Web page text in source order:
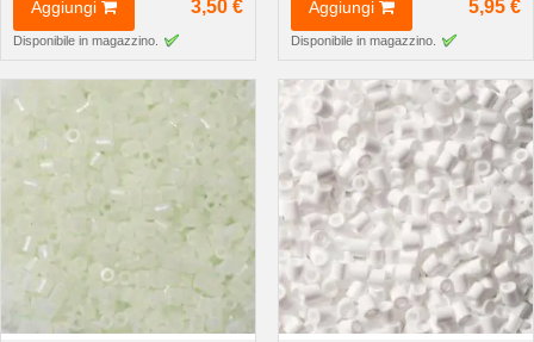
Aggiungi 3,50 €
Disponibile in magazzino.
Aggiungi 5,95 €
Disponibile in magazzino.